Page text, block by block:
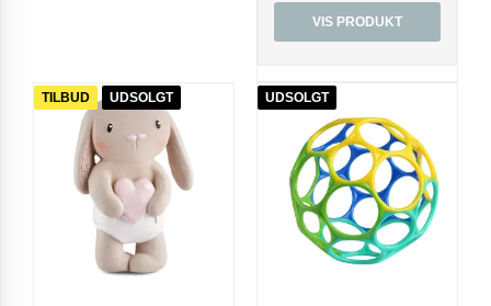
VIS PRODUKT
TILBUD UDSOLGT UDSOLGT